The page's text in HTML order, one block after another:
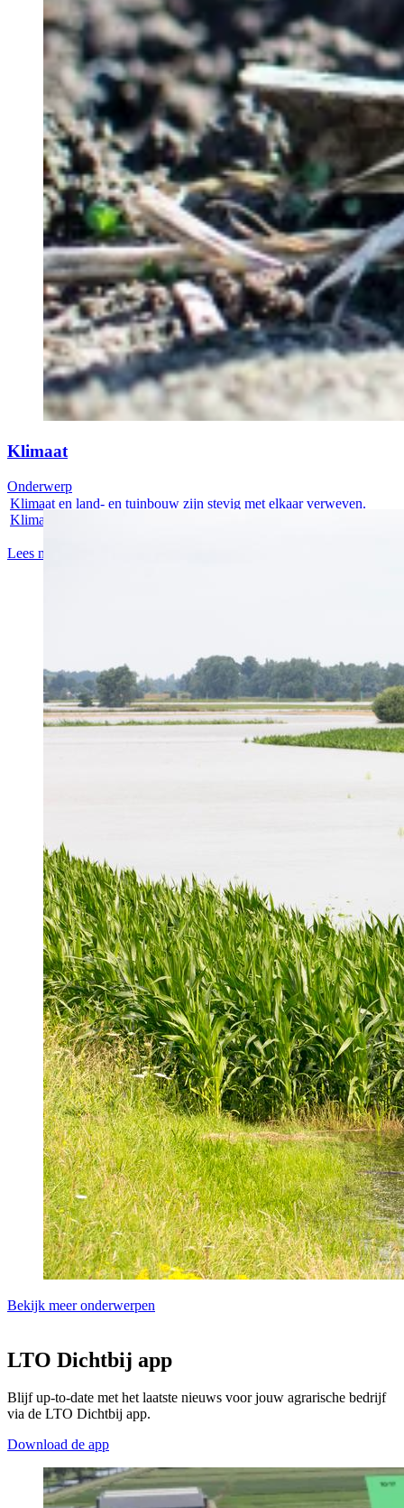
Klimaat
Klimaat en land- en tuinbouw zijn stevig met elkaar verweven.
Klimaat is een...
Lees meer
Onderwerp
Bekijk meer onderwerpen
LTO Dichtbij app
Blijf up-to-date met het laatste nieuws voor jouw agrarische bedrijf
via de LTO Dichtbij app.
Download de app